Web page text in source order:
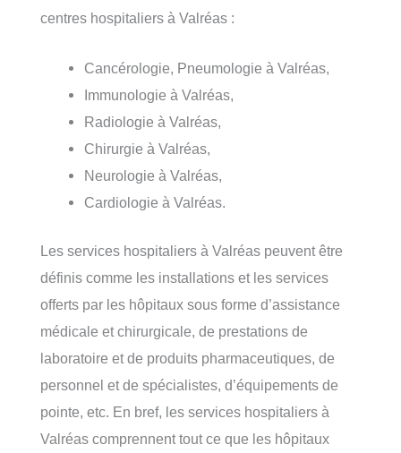
centres hospitaliers à Valréas :
Cancérologie, Pneumologie à Valréas,
Immunologie à Valréas,
Radiologie à Valréas,
Chirurgie à Valréas,
Neurologie à Valréas,
Cardiologie à Valréas.
Les services hospitaliers à Valréas peuvent être
définis comme les installations et les services
offerts par les hôpitaux sous forme d’assistance
médicale et chirurgicale, de prestations de
laboratoire et de produits pharmaceutiques, de
personnel et de spécialistes, d’équipements de
pointe, etc. En bref, les services hospitaliers à
Valréas comprennent tout ce que les hôpitaux